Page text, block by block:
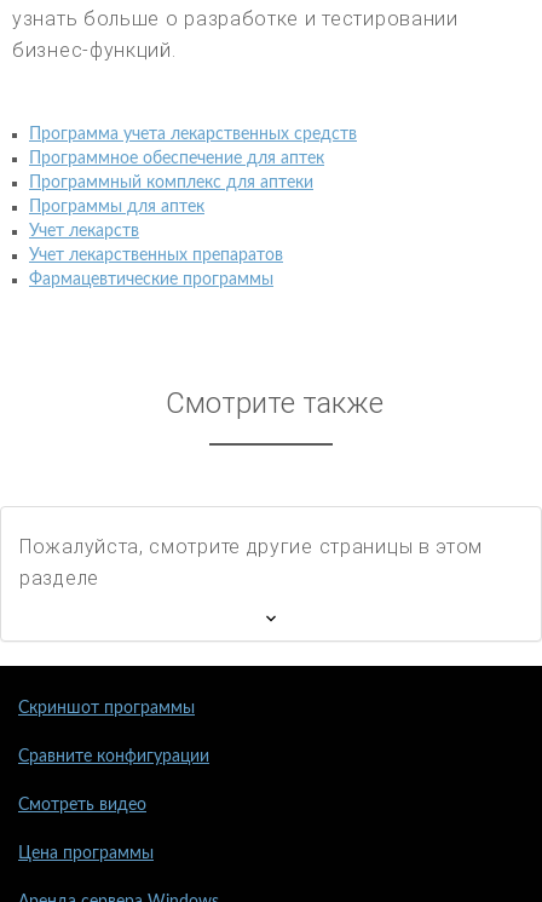
узнать больше о разработке и тестировании
бизнес-функций.
Программа учета лекарственных средств
Программное обеспечение для аптек
Программный комплекс для аптеки
Программы для аптек
Учет лекарств
Учет лекарственных препаратов
Фармацевтические программы
Смотрите также
Пожалуйста, смотрите другие страницы в этом
разделе
Скриншот программы
Сравните конфигурации
Смотреть видео
Цена программы